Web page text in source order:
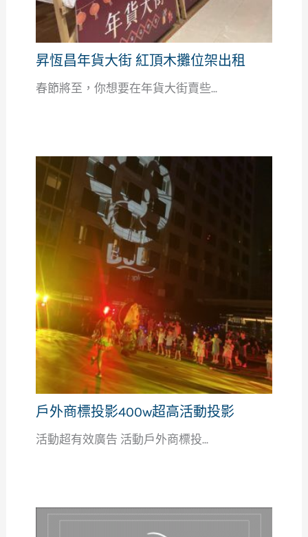
昇恆昌年貨大街 紅頂木攤位架出租
春節將至，你想要在年貨大街賣些...
戶外商標投影400w超高活動投影
活動超有效廣告 活動戶外商標投...